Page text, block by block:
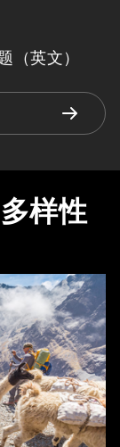
（英文）
样性